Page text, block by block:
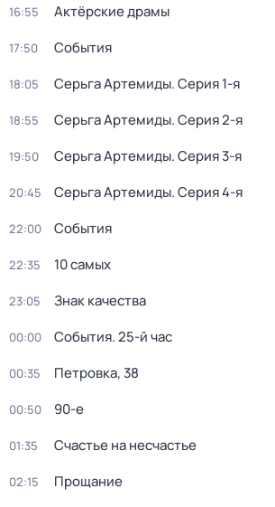
16:55 Актёрские драмы
17:50 События
18:05 Серьга Артемиды. Серия 1-я
18:55 Серьга Артемиды. Серия 2-я
19:50 Серьга Артемиды. Серия 3-я
20:45 Серьга Артемиды. Серия 4-я
22:00 События
22:35 10 самых
23:05 Знак качества
00:00 События. 25-й час
00:35 Петровка, 38
00:50 90-е
01:35 Счастье на несчастье
02:15 Прощание